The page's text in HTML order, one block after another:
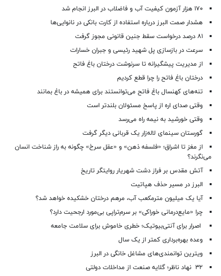
۱۷۰ هزار آزمون کیفیت آب و فاضلاب در البرز انجام شد
هشدار صمت البرز درباره استفاده از کارت بانکی در نانوایی‌ها
۸۱ درصد درخواست‌ سقط جنین قانونی مجوز گرفت
سرعت در بازسازی پل شهید رئیسی و جبران خسارات
از مدیریت پیشگیرانه تا سرنوشت درختان باغ فاتح
درختان باغ فاتح را چرا قطع کردیم
تنه‌های کهنسال باغ فاتح می‌توانستند برای همیشه در باغ بمانند
وقتی صدای اره از پاسخ مسئولان بلندتر است
وقتی خورشید به نیمه راه می‌رسد
گورستان سینمای لاله‌زار یک قربانی دیگر گرفت
از مغز تا اشراق؛ «فلسفه ذهن» و «عقل سرخ» چگونه به راز شناخت انسان
می‌نگرند؟
آتش مقدس بر فراز دشت شهریار روایتگر تاریخ
البرز در مسیر حذف هپاتیت
آیا یک میلیون مترمکعب آب، مرهم درختان خشکیده خواهد شد؟
چرا «مایع‌درمانی خوراکی» بر سرم‌تراپی بی‌مورد ارجحیت دارد؟
اصرار برای آنتی‌بیوتیک؛ خطری خاموش برای سلامت جامعه
وعده بهره‌برداری کمتر از یک سال
ویترین توانمندی‌های مشاغل خانگی در البرز
۳۲ نهاد ناظر؛ گلایه صنعت از مداخلات دولتی